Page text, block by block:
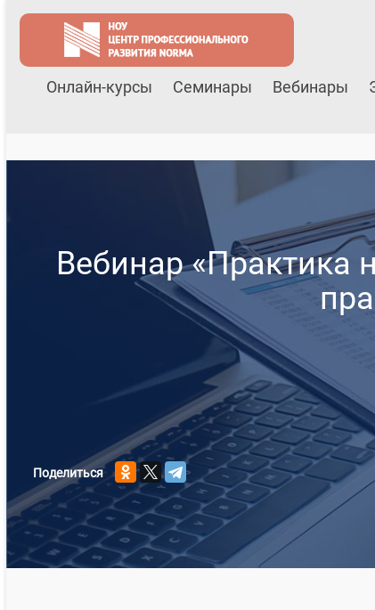
Онлайн-курсы Семинары Вебинары
Вебинар «Практика
Поделиться